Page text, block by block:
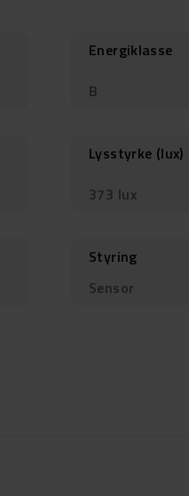
Energiklasse
B
Lysstyrke (lux)
373 lux
Styring
Sensor